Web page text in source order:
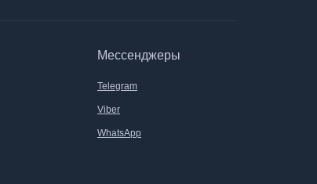
Мессенджеры
Telegram
Viber
WhatsApp